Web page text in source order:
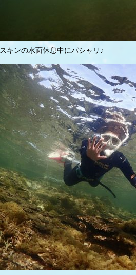
スキンの水面休息中にパシャリ♪